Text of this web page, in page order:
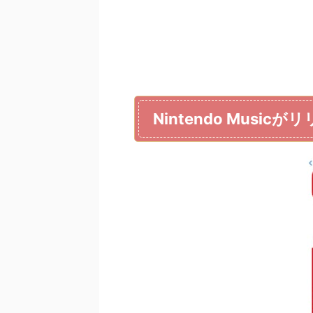
Nintendo Musicがリ